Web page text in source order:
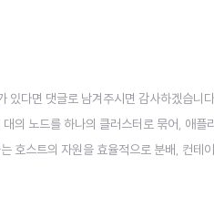
다면 댓글로 남겨주시면 감사하겠습니
노드를 하나의 클러스터로 묶어, 애플
호스트의 자원을 효율적으로 분배, 컨테